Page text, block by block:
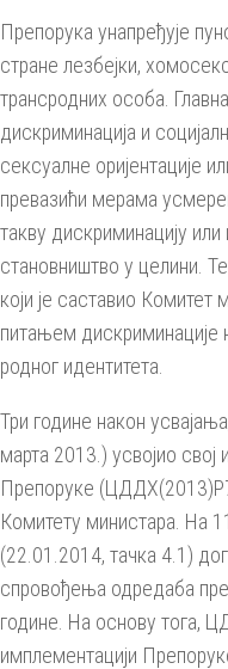
Препорука унапређује
стране лезбејки,
трансродних особа.
дискриминација и
сексуалне оријентације
превазићи мерама
такву дискриминацију
становништво у целини.
који је саставио Комитет
питањем дискриминације
родног идентитета.
Три године након
марта 2013.) усвојио свој
Препоруке
Комитету министара. На
(22.01.2014, тачка 4.1)
спровођења одредаба
године. На основу тога,
имплементацији